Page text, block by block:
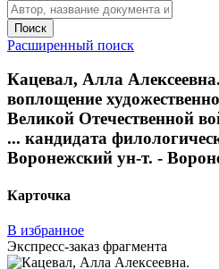
Поиск
Расширенный поиск
Кацевал, Алла
воплощение
Великой Отечественной
... кандидата
Воронежский ун-т. -
Карточка
В избранное
Экспресс-заказ фрагмента